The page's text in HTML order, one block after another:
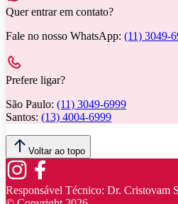
Quer entrar em contato?
Fale no nosso WhatsApp: (11) 3049-
Prefere ligar?
São Paulo: (11) 3049-6999
Santos: (13) 4004-6999
Voltar ao topo
Responsável Técnico: Dr. Cristovam